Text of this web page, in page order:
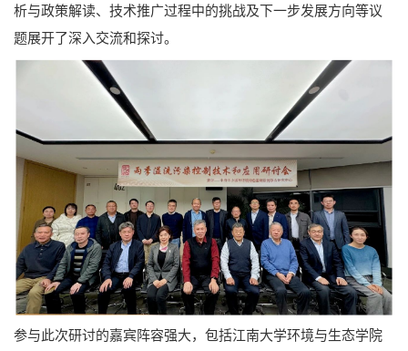
析与政策解读、技术推广过程中的挑战及下一步发展方向等议
题展开了深入交流和探讨。
参与此次研讨的嘉宾阵容强大，包括江南大学环境与生态学院